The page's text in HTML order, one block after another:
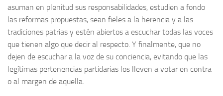
asuman en plenitud sus responsabilidades, estudien a fondo
las reformas propuestas, sean fieles a la herencia y a las
tradiciones patrias y estén abiertos a escuchar todas las voces
que tienen algo que decir al respecto. Y finalmente, que no
dejen de escuchar a la voz de su conciencia, evitando que las
legítimas pertenencias partidarias los lleven a votar en contra
o al margen de aquella.